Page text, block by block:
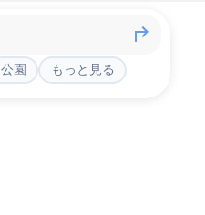
公園 もっと見る